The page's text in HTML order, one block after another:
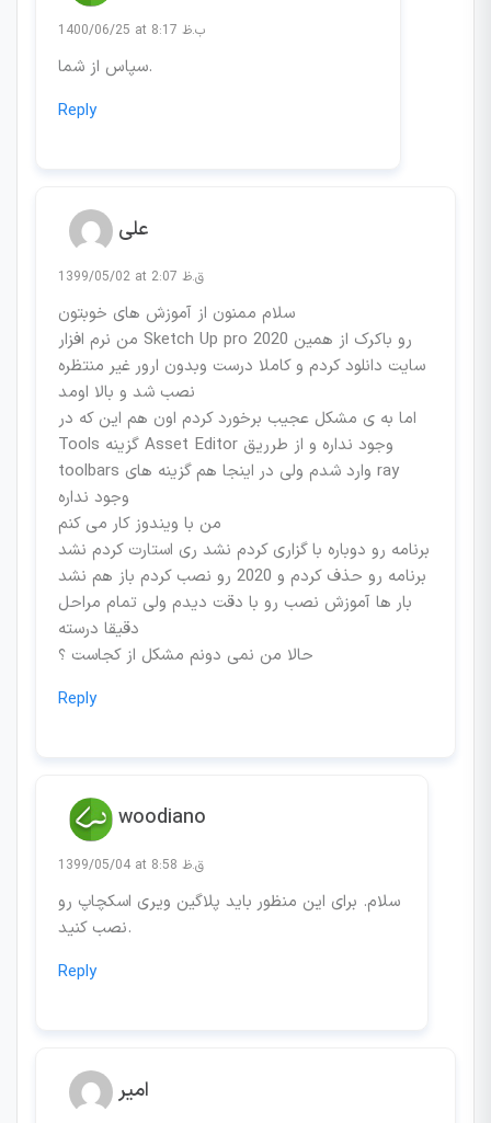
1400/06/25 at 8:17 ب.ظ
سپاس از شما.
Reply
علی
1399/05/02 at 2:07 ق.ظ
سلام ممنون از آموزش های خوبتون
من نرم افزار Sketch Up pro 2020 رو باکرک از همین
سایت دانلود کردم و کاملا درست وبدون ارور غیر منتظره
نصب شد و بالا اومد
اما به ی مشکل عجیب برخورد کردم اون هم این که در
Tools گزینه Asset Editor وجود نداره و از طرریق
toolbars وارد شدم ولی در اینجا هم گزینه های ray
وجود نداره
من با ویندوز کار می کنم
برنامه رو دوباره با گزاری کردم نشد ری استارت کردم نشد
برنامه رو حذف کردم و 2020 رو نصب کردم باز هم نشد
بار ها آموزش نصب رو با دقت دیدم ولی تمام مراحل
دقیقا درسته
حالا من نمی دونم مشکل از کجاست ؟
Reply
woodiano
1399/05/04 at 8:58 ق.ظ
سلام. برای این منظور باید پلاگین ویری اسکچاپ رو
نصب کنید.
Reply
امیر